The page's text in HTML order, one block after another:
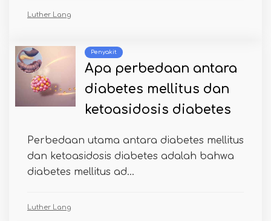
Luther Lang
Penyakit
Apa perbedaan antara
diabetes mellitus dan
ketoasidosis diabetes
Perbedaan utama antara diabetes mellitus
dan ketoasidosis diabetes adalah bahwa
diabetes mellitus ad...
Luther Lang